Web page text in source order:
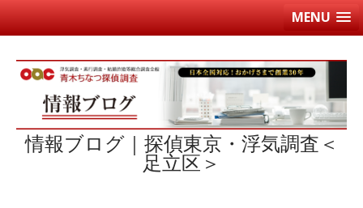
MENU
情報ブログ｜探偵東京・浮気調査＜
足立区＞